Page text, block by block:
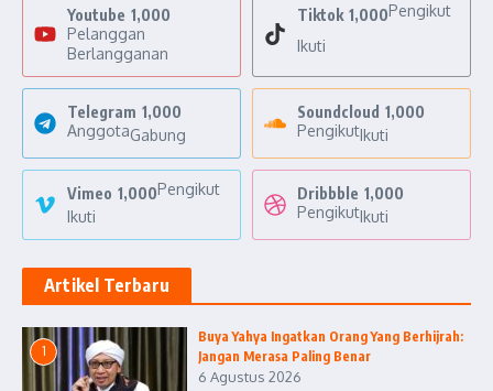
Youtube 1,000
Pelanggan
Berlangganan
Tiktok 1,000Pengikut
Ikuti
Telegram 1,000
AnggotaGabung
Soundcloud 1,000
PengikutIkuti
Vimeo 1,000Pengikut
Ikuti
Dribbble 1,000
PengikutIkuti
Artikel Terbaru
1
Buya Yahya Ingatkan Orang Yang Berhijrah:
Jangan Merasa Paling Benar
6 Agustus 2026